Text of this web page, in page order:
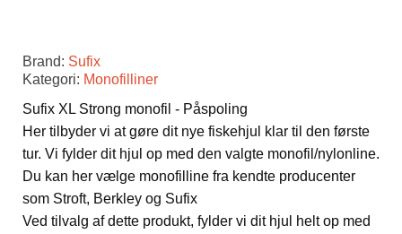
Brand: Sufix
Kategori: Monofilliner
Sufix XL Strong monofil - Påspoling
Her tilbyder vi at gøre dit nye fiskehjul klar til den første
tur. Vi fylder dit hjul op med den valgte monofil/nylonline.
Du kan her vælge monofilline fra kendte producenter
som Stroft, Berkley og Sufix
Ved tilvalg af dette produkt, fylder vi dit hjul helt op med